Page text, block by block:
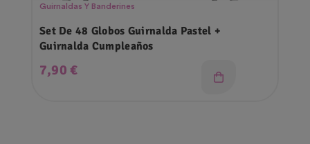
Guirnaldas Y Banderines
Set De 48 Globos Guirnalda Pastel +
Guirnalda Cumpleaños
Precio
7,90 €